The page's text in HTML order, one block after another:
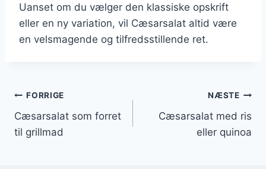
Uanset om du vælger den klassiske opskrift
eller en ny variation, vil Cæsarsalat altid være
en velsmagende og tilfredsstillende ret.
Indlægsnavigation
FORRIGE
Cæsarsalat som forret
til grillmad
NÆSTE
Cæsarsalat med ris
eller quinoa